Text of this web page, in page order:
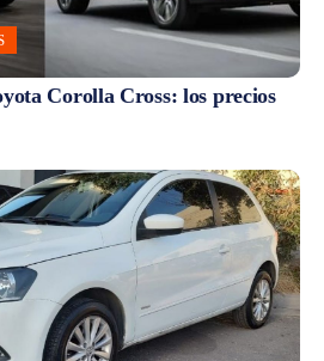
Corolla Cross: los precios